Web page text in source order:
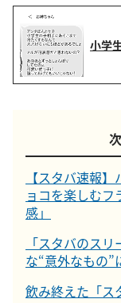
小学
【スタバ速報
ョコを楽しむ
感」
「スタバのス
な“意外なもの”
飲み終えた「ス